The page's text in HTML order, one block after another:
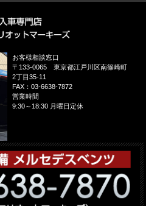
お客様相談窓口
〒133-0065
東京都江戸川区南篠崎町
2丁目35-11
FAX：03-6638-7872
営業時間
9:30～18:30 月曜日定休